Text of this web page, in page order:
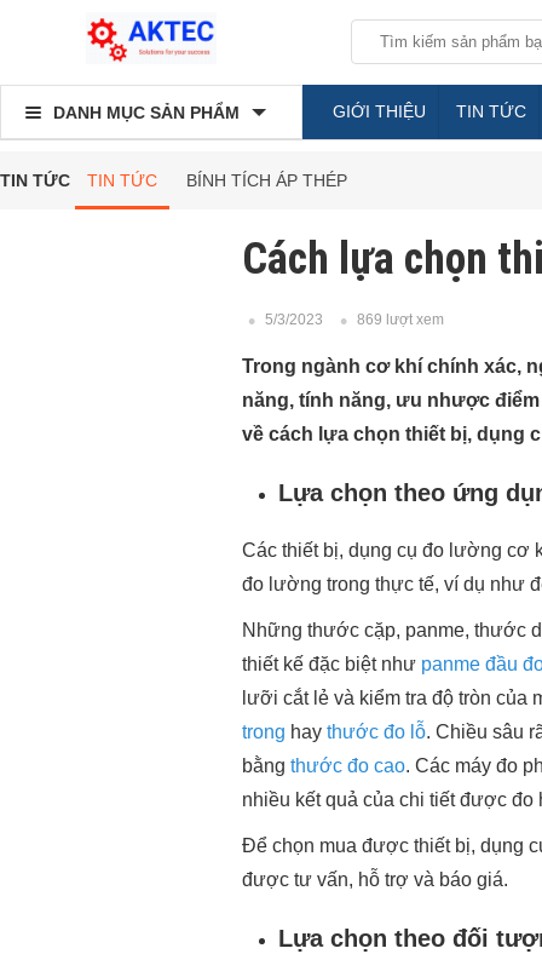
DANH MỤC SẢN PHẨM GIỚI THIỆU TIN TỨC
TIN TỨC TIN TỨC BÍNH TÍCH ÁP THÉP
Cách lựa chọn
5/3/2023 869 lượt xem
Trong ngành cơ khí chính xác,
năng, tính năng, ưu nhược
về cách lựa chọn thiết bị, dụng
Lựa chọn theo ứng
Các thiết bị, dụng cụ đo lường cơ
đo lường trong thực tế, ví dụ như
Những thước cặp, panme, thước
thiết kế đặc biệt như panme đầu
lưỡi cắt lẻ và kiểm tra độ tròn
trong hay thước đo lỗ. Chiều sâu
bằng thước đo cao. Các máy đo
nhiều kết quả của chi tiết được
Để chọn mua được thiết bị, dụng
được tư vấn, hỗ trợ và báo giá.
Lựa chọn theo đối